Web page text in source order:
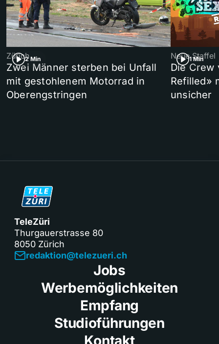
2 Min
Zürich
Zwei Männer sterben bei Unfall
mit gestohlenem Motorrad in
Oberengstringen
1 Min
Neue Staffel
Die Crew
Refilled»
unsicher
TeleZüri
Thurgauerstrasse 80
8050 Zürich
redaktion@telezueri.ch
Jobs
Werbemöglichkeiten
Empfang
Studioführungen
Kontakt